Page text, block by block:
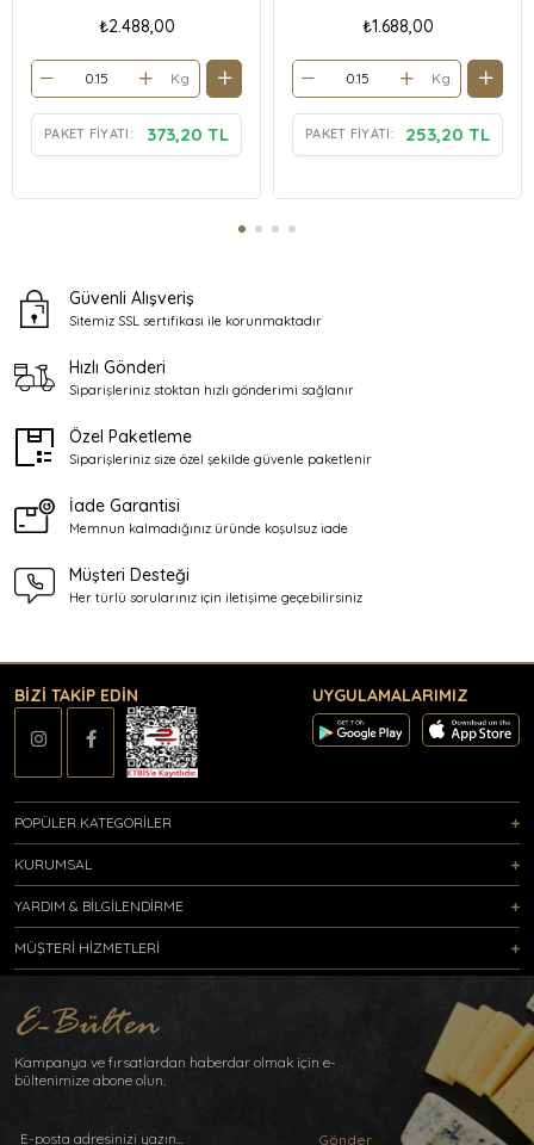
₺2.488,00
Kg
PAKET FIYATI: 373,20 TL
₺1.688,00
Kg
PAKET FIYATI: 253,20 TL
Güvenli Alışveriş
Sitemiz SSL sertifikası ile korunmaktadır
Hızlı Gönderi
Siparişleriniz stoktan hızlı gönderimi sağlanır
Özel Paketleme
Siparişleriniz size özel şekilde güvenle paketlenir
İade Garantisi
Memnun kalmadığınız üründe koşulsuz iade
Müşteri Desteği
Her türlü sorularınız için iletişime geçebilirsiniz
BİZİ TAKİP EDİN UYGULAMALARIMIZ
POPÜLER KATEGORİLER
KURUMSAL
YARDIM & BİLGİLENDİRME
MÜŞTERİ HİZMETLERİ
Kampanya ve fırsatlardan haberdar olmak için e-
bültenimize abone olun.
Gönder